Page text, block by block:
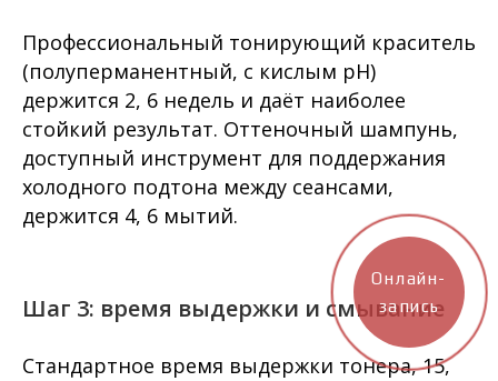
Профессиональный тонирующий краситель
(полуперманентный, с кислым pH)
держится 2, 6 недель и даёт наиболее
стойкий результат. Оттеночный шампунь,
доступный инструмент для поддержания
холодного подтона между сеансами,
держится 4, 6 мытий.
Шаг 3: время выдержки и смывание
Стандартное время выдержки тонера, 15,
Онлайн-
запись